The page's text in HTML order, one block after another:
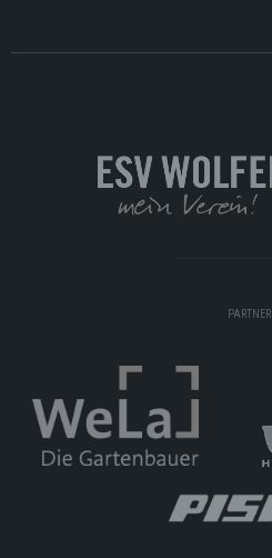
PARTNER